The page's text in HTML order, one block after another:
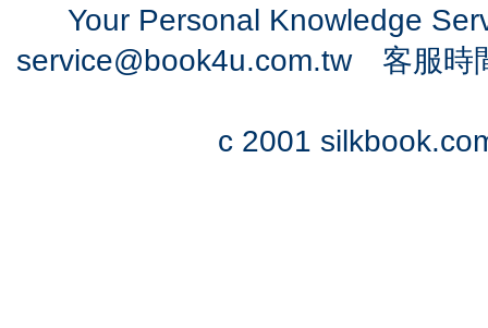
Your Personal Knowledge
service@book4u.com.tw客服時
c 2001